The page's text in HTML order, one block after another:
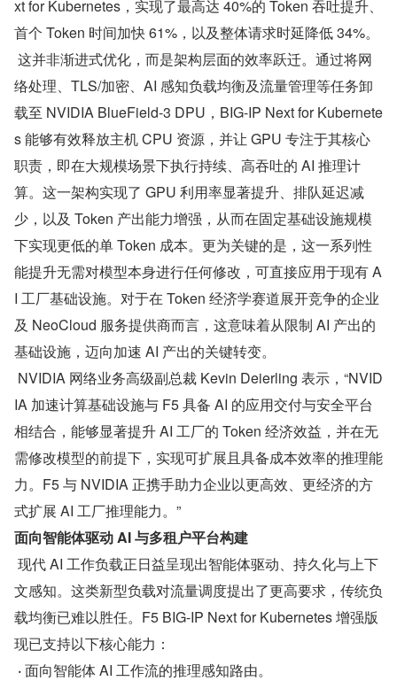
xt for Kubernetes，实现了最高达 40%的 Token 吞吐提升、
首个 Token 时间加快 61%，以及整体请求时延降低 34%。
这并非渐进式优化，而是架构层面的效率跃迁。通过将网
络处理、TLS/加密、AI 感知负载均衡及流量管理等任务卸
载至 NVIDIA BlueField-3 DPU，BIG-IP Next for Kubernete
s 能够有效释放主机 CPU 资源，并让 GPU 专注于其核心
职责，即在大规模场景下执行持续、高吞吐的 AI 推理计
算。这一架构实现了 GPU 利用率显著提升、排队延迟减
少，以及 Token 产出能力增强，从而在固定基础设施规模
下实现更低的单 Token 成本。更为关键的是，这一系列性
能提升无需对模型本身进行任何修改，可直接应用于现有 A
I 工厂基础设施。对于在 Token 经济学赛道展开竞争的企业
及 NeoCloud 服务提供商而言，这意味着从限制 AI 产出的
基础设施，迈向加速 AI 产出的关键转变。
NVIDIA 网络业务高级副总裁 Kevin Deierling 表示，“NVID
IA 加速计算基础设施与 F5 具备 AI 的应用交付与安全平台
相结合，能够显著提升 AI 工厂的 Token 经济效益，并在无
需修改模型的前提下，实现可扩展且具备成本效率的推理能
力。F5 与 NVIDIA 正携手助力企业以更高效、更经济的方
式扩展 AI 工厂推理能力。”
面向智能体驱动 AI 与多租户平台构建
现代 AI 工作负载正日益呈现出智能体驱动、持久化与上下
文感知。这类新型负载对流量调度提出了更高要求，传统负
载均衡已难以胜任。F5 BIG-IP Next for Kubernetes 增强版
现已支持以下核心能力：
· 面向智能体 AI 工作流的推理感知路由。